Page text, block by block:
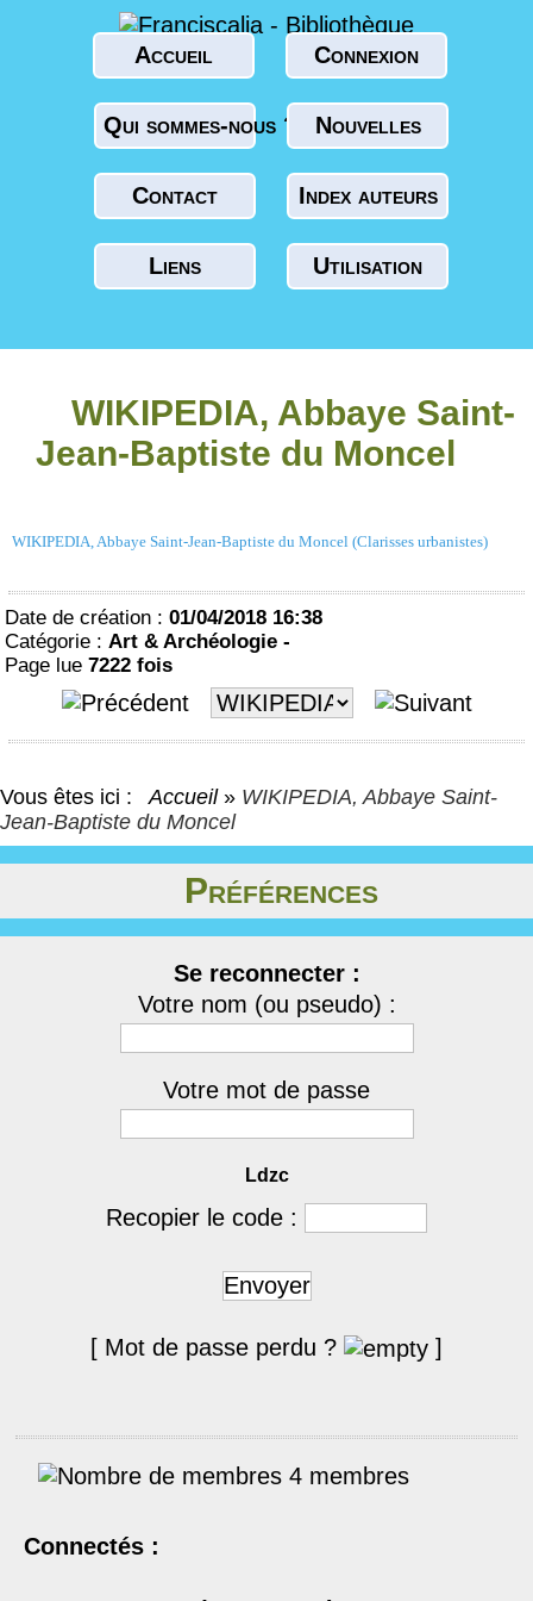
Accueil Connexion
Qui sommes-nous ? Nouvelles
Contact Index auteurs
Liens Utilisation
WIKIPEDIA, Abbaye Saint-
Jean-Baptiste du Moncel
WIKIPEDIA, Abbaye Saint-Jean-Baptiste du Moncel (Clarisses urbanistes)
Date de création : 01/04/2018 16:38
Catégorie : Art & Archéologie -
Page lue 7222 fois
Vous êtes ici : Accueil » WIKIPEDIA, Abbaye Saint-
Jean-Baptiste du Moncel
Préférences
Se reconnecter :
Votre nom (ou pseudo) :
Votre mot de passe
Ldzc
Recopier le code :
Envoyer
[ Mot de passe perdu ? ]
4 membres
Connectés :